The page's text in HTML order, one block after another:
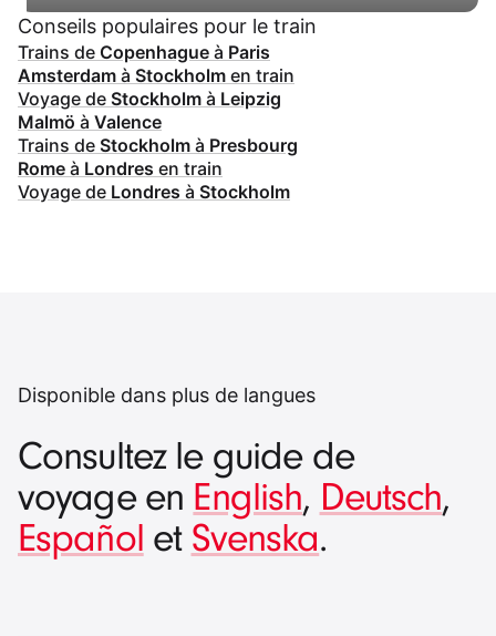
Conseils populaires pour le train
Trains de Copenhague à Paris
Amsterdam à Stockholm en train
Voyage de Stockholm à Leipzig
Malmö à Valence
Trains de Stockholm à Presbourg
Rome à Londres en train
Voyage de Londres à Stockholm
Disponible dans plus de langues
Consultez le guide de
voyage en English, Deutsch,
Español et Svenska.